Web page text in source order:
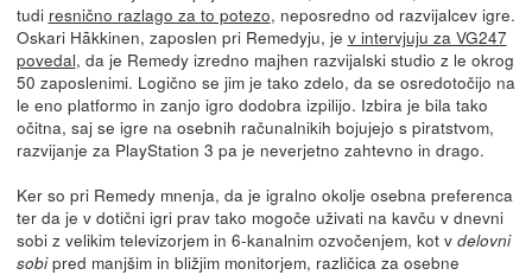
tudi resnično razlago za to potezo, neposredno od razvijalcev igre.
Oskari Hãkkinen, zaposlen pri Remedyju, je v intervjuju za VG247
povedal, da je Remedy izredno majhen razvijalski studio z le okrog
50 zaposlenimi. Logično se jim je tako zdelo, da se osredotočijo na
le eno platformo in zanjo igro dodobra izpilijo. Izbira je bila tako
očitna, saj se igre na osebnih računalnikih bojujejo s piratstvom,
razvijanje za PlayStation 3 pa je neverjetno zahtevno in drago.
Ker so pri Remedy mnenja, da je igralno okolje osebna preferenca
ter da je v dotični igri prav tako mogoče uživati na kavču v dnevni
sobi z velikim televizorjem in 6-kanalnim ozvočenjem, kot v delovni
sobipred manjšim in bližjim monitorjem, različica za osebne